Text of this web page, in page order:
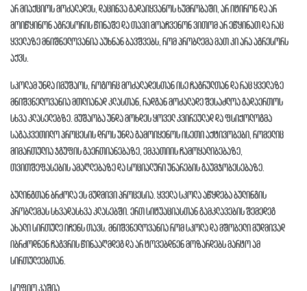
არ მიაქციოს მოძალადეს, დაცინვა გადაიყვანოს ხუმრობაში, არ იტირონ და არ
მოიწყინონ აგრესორის წინაშე და თავი მოაჩვენონ ვითომ არ ეწყინათ და რაც
ყველაზე მნიშნელოვანია აუხნან ბავშვებს, რომ პრობლემა მათ კი არა აგრესორს
აქვს.
სკოლამ უნდა იმუშაოს, როგორც მოძალადესთან ისე ჩაგრულთან და რაც ყველაზე
მნიშვნელოვანია მთლიანად კლასთან, რადგან მოძალადე შესაძლოა გადაერთოს
სხვა კლასელებზე. მუშაობა უნდა მოხდეს ყოველ კვირეულად და ფსიქოლოგმა
საგაკვეთილო პროცესის დროს უნდა გამოიყენოს ისეთი აქტივობები, რომელიც
მიმართულია ჯგუფის გაერთიანებაზე, ემპათიის ჩამოყალიბებაზე,
თვითშეფასების ამაღლებაზე და სოციალური უნარების გაუმჯობესებაზე.
ბულინგთან ბრძოლა ეს მუდმივი პროცესია. ყველა სკოლა აწყდება ბულინგის
პრობლემას სხვადასხვა კლასებში. ერთ სიტუაციასთან გამკლავების შემედეგ
ახალი სირთულე იჩენს თავს. მნიშვნელოვანია რომ სკოლა და მშობელი მუდმივად
იბრძოდნენ ჩაგვრის წინააღმდეგ და არ ტოვებდნენ მოზარდებს მარტო ამ
სირთულეებთან.